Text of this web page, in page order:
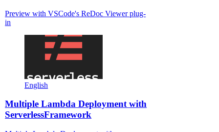
Preview with VSCode's ReDoc Viewer plug-
in
English
Multiple Lambda Deployment with
ServerlessFramework